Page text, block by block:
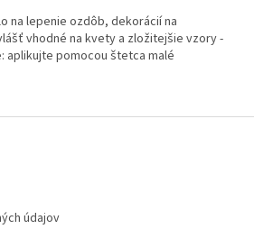
na lepenie ozdôb, dekorácií na
vhodné na kvety a zložitejšie vzory -
aplikujte pomocou štetca malé
údajov